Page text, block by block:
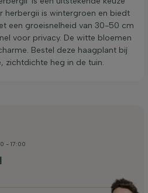
herbergii is wintergroen en biedt
een groeisnelheid van 30-50 cm
voor privacy. De witte bloemen
Bestel deze haagplant bij
zichtdichte heg in de tuin.
- 17:00